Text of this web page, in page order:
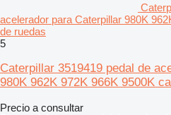
acelerador para Caterpillar 980K
de ruedas
5
Caterpillar 3519419 pedal de
980K 962K 972K 966K 9500K
Precio a consultar